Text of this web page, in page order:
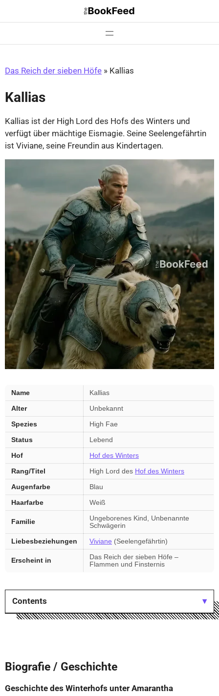
Das Reich der sieben Höfe » Kallias
Kallias
Kallias ist der High Lord des Hofs des Winters und
verfügt über mächtige Eismagie. Seine Seelengefährtin
ist Viviane, seine Freundin aus Kindertagen.
Kallias
—
Eckdaten
Name
Kallias
Alter
Unbekannt
Spezies
High Fae
Status
Lebend
Hof
Hof des Winters
Rang/Titel
High Lord des Hof des Winters
Augenfarbe
Blau
Haarfarbe
Weiß
Familie
Ungeborenes Kind, Unbenannte
Schwägerin
Liebesbeziehungen
Viviane (Seelengefährtin)
Erscheint in
Das Reich der sieben Höfe –
Flammen und Finsternis
Contents
Biografie / Geschichte
Geschichte des Winterhofs unter Amarantha